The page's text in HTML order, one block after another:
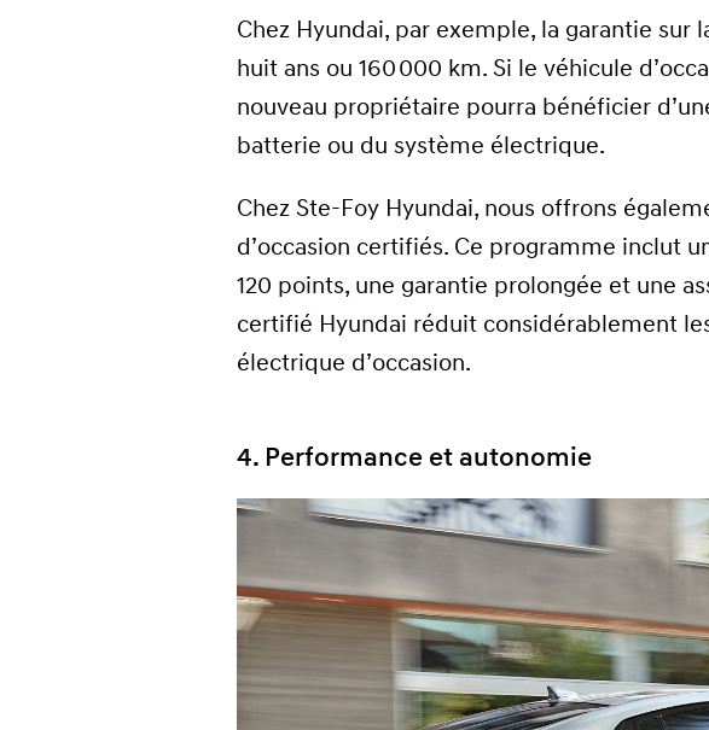
Chez Hyundai, par exemple, la garantie sur
huit ans ou 160 000 km. Si le véhicule
nouveau propriétaire pourra bénéficier
batterie ou du système électrique.
Chez Ste-Foy Hyundai, nous offrons
d’occasion certifiés. Ce programme inclut
120 points, une garantie prolongée et une
certifié Hyundai réduit considérablement
électrique d’occasion.
4. Performance et autonomie